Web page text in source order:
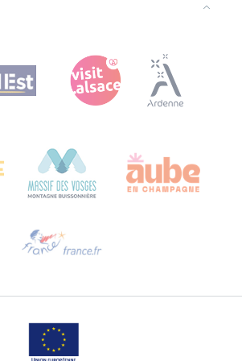
du Tourisme Grand Est
(hoofdkantoor)
Stuur ons een e-mail